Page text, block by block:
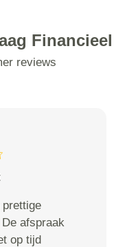
Financieel
reviews
prettige
afspraak
op tijd